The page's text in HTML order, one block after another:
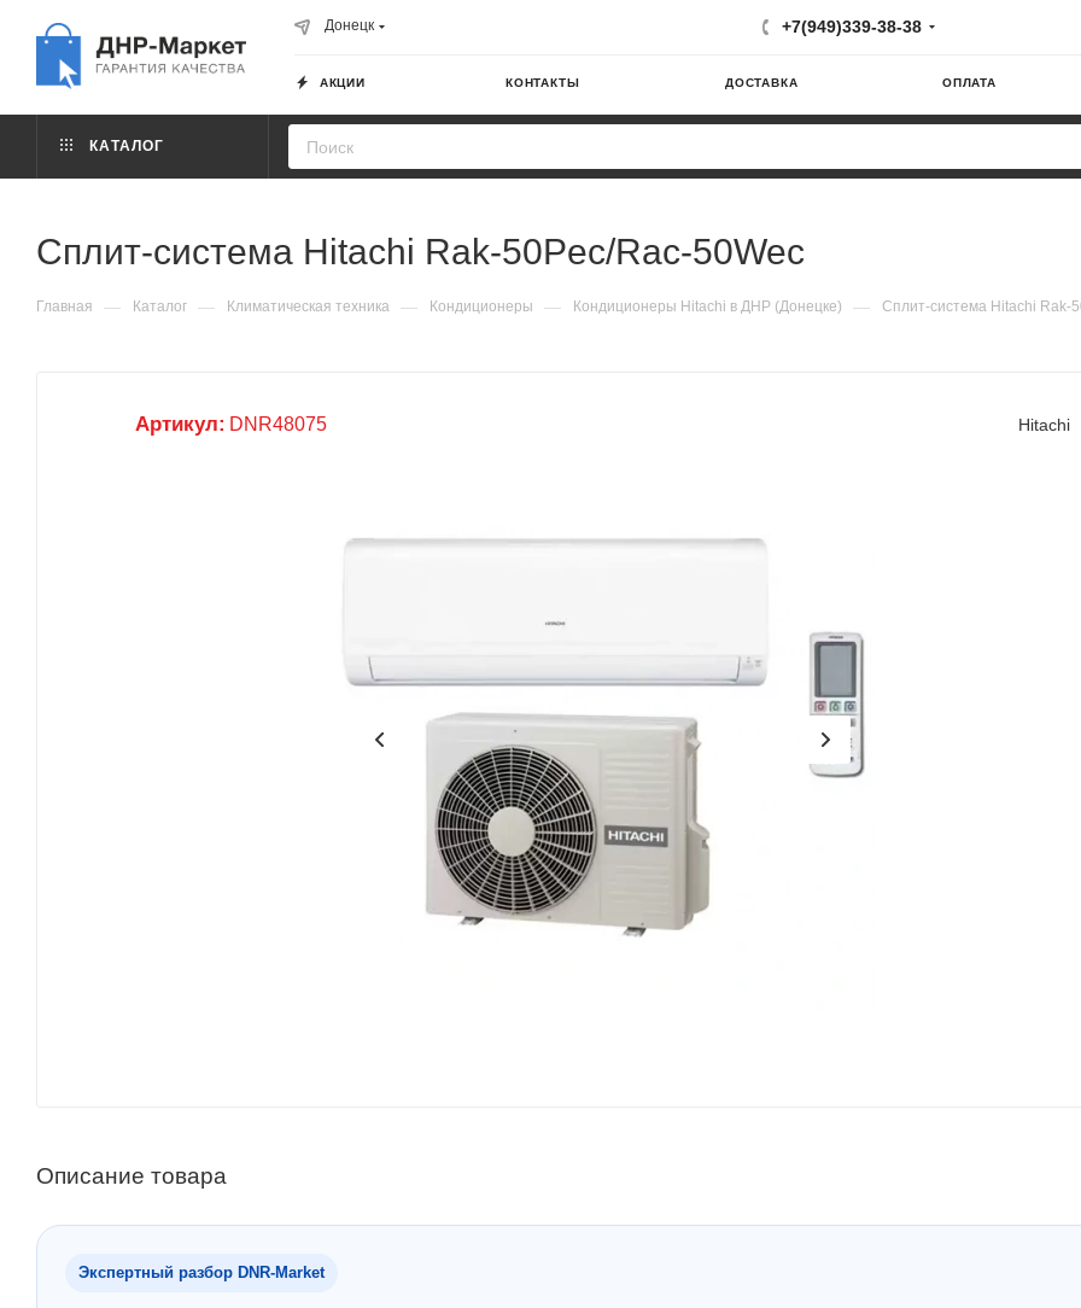
Донецк +7(949)339-38-38
АКЦИИ КОНТАКТЫ ДОСТАВКА ОПЛАТА
КАТАЛОГ
Сплит-система Hitachi Rak-50Pec/Rac-50Wec
Главная — Каталог — Климатическая техника — Кондиционеры — Кондиционеры Hitachi в ДНР (Донецке) — Сплит-система Hitachi Rak-
Артикул: DNR48075 Hitachi
Описание товара
Экспертный разбор DNR‑Market